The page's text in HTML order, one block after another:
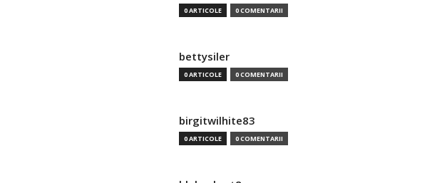
0 ARTICOLE 0 COMENTARII
bettysiler
0 ARTICOLE 0 COMENTARII
birgitwilhite83
0 ARTICOLE 0 COMENTARII